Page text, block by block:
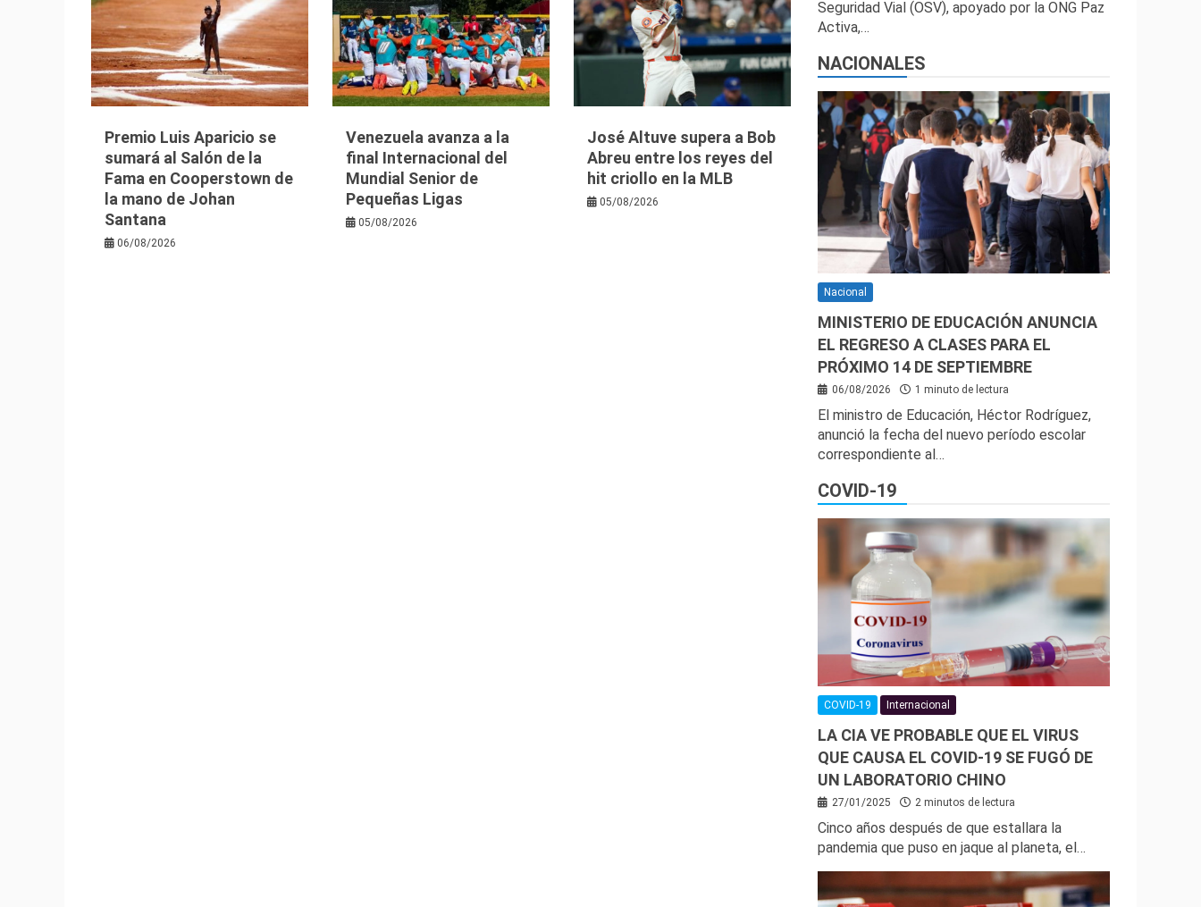
Premio Luis Aparicio se
sumará al Salón de la
Fama en Cooperstown de
la mano de Johan
Santana
06/08/2026
Venezuela avanza a la
final Internacional del
Mundial Senior de
Pequeñas Ligas
05/08/2026
José Altuve supera a Bob
Abreu entre los reyes del
hit criollo en la MLB
05/08/2026
Seguridad Vial (OSV), apoyado por la ONG Paz
Activa,…
NACIONALES
Nacional
MINISTERIO DE EDUCACIÓN ANUNCIA
EL REGRESO A CLASES PARA EL
PRÓXIMO 14 DE SEPTIEMBRE
06/08/2026 1 minuto de lectura
El ministro de Educación, Héctor Rodríguez,
anunció la fecha del nuevo período escolar
correspondiente al…
COVID-19
COVID-19 Internacional
LA CIA VE PROBABLE QUE EL VIRUS
QUE CAUSA EL COVID-19 SE FUGÓ DE
UN LABORATORIO CHINO
27/01/2025 2 minutos de lectura
Cinco años después de que estallara la
pandemia que puso en jaque al planeta, el…